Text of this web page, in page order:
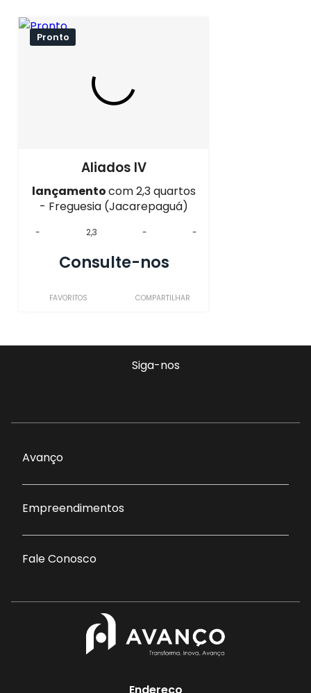
Pronto
Aliados IV
lançamentocom 2,3 quartos
- Freguesia (Jacarepaguá)
- 2,3 - -
Consulte-nos
FAVORITOS COMPARTILHAR
Siga-nos
Avanço
Empreendimentos
Fale Conosco